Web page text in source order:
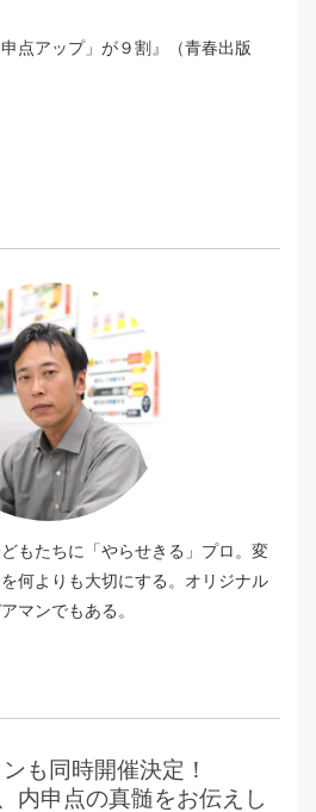
点アップ」が９割』（青春出版
もたちに「やらせきる」プロ。変
何よりも大切にする。オリジナル
マンでもある。
も同時開催決定！
内申点の真髄をお伝えし